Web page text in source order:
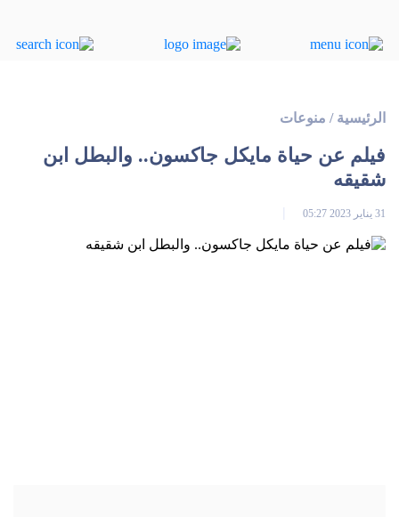
الرئيسية / منوعات
فيلم عن حياة مايكل جاكسون.. والبطل ابن
شقيقه
31 يناير 2023 05:27